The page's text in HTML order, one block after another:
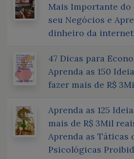
Mais Importante do
seu Negócios e
dinheiro da
47 Dicas para
Aprenda as 150
fazer mais de R$
Aprenda as 125
mais de R$ 3Mil
Aprenda as Táticas
Psicológicas